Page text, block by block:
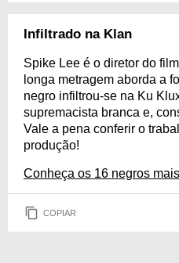
Infiltrado na Klan
Spike Lee é o diretor do
longa metragem aborda a
negro infiltrou-se na Ku
supremacista branca e,
Vale a pena conferir o
produção!
Conheça os 16 negros
COPIAR